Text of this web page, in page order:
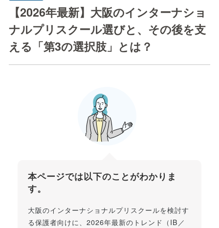
【2026年最新】大阪のインターナショ
ナルプリスクール選びと、その後を支
える「第3の選択肢」とは？
本ページでは以下のことがわかりま
す。
大阪のインターナショナルプリスクールを検討す
る保護者向けに、2026年最新のトレンド（IB／